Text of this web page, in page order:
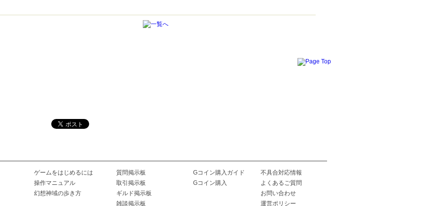
ゲームをはじめるには
操作マニュアル
幻想神域の歩き方
質問掲示板
取引掲示板
ギルド掲示板
雑談掲示板
Gコイン購入ガイド
Gコイン購入
不具合対応情報
よくあるご質問
お問い合わせ
運営ポリシー